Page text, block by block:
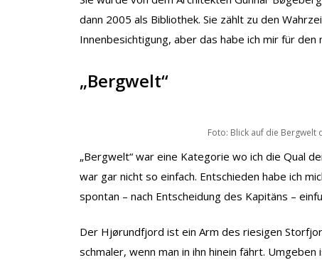
dann 2005 als Bibliothek. Sie zählt zu den
Innenbesichtigung, aber das habe ich mir für
„Bergwelt“
Foto: Blick auf die
„Bergwelt“ war eine Kategorie wo ich die Qual
war gar nicht so einfach. Entschieden habe ich
spontan – nach Entscheidung des Kapitäns –
Der Hjørundfjord ist ein Arm des riesigen
schmaler, wenn man in ihn hinein fährt.